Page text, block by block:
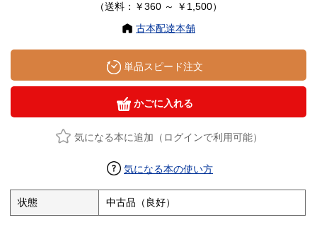
（送料：￥360 ～ ￥1,500）
古本配達本舗
単品スピード注文
かごに入れる
気になる本に追加（ログインで利用可能）
気になる本の使い方
状態 中古品（良好）